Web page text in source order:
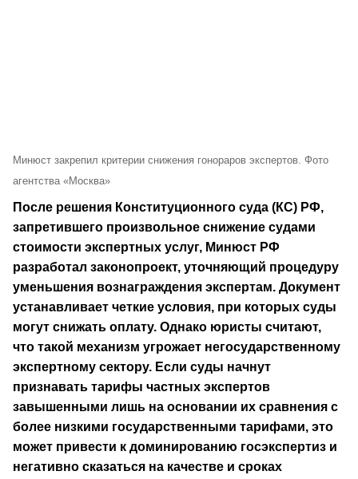
Минюст закрепил критерии снижения гонораров экспертов. Фото
агентства «Москва»
После решения Конституционного суда (КС) РФ,
запретившего произвольное снижение судами
стоимости экспертных услуг, Минюст РФ
разработал законопроект, уточняющий процедуру
уменьшения вознаграждения экспертам. Документ
устанавливает четкие условия, при которых суды
могут снижать оплату. Однако юристы считают,
что такой механизм угрожает негосударственному
экспертному сектору. Если суды начнут
признавать тарифы частных экспертов
завышенными лишь на основании их сравнения с
более низкими государственными тарифами, это
может привести к доминированию госэкспертиз и
негативно сказаться на качестве и сроках